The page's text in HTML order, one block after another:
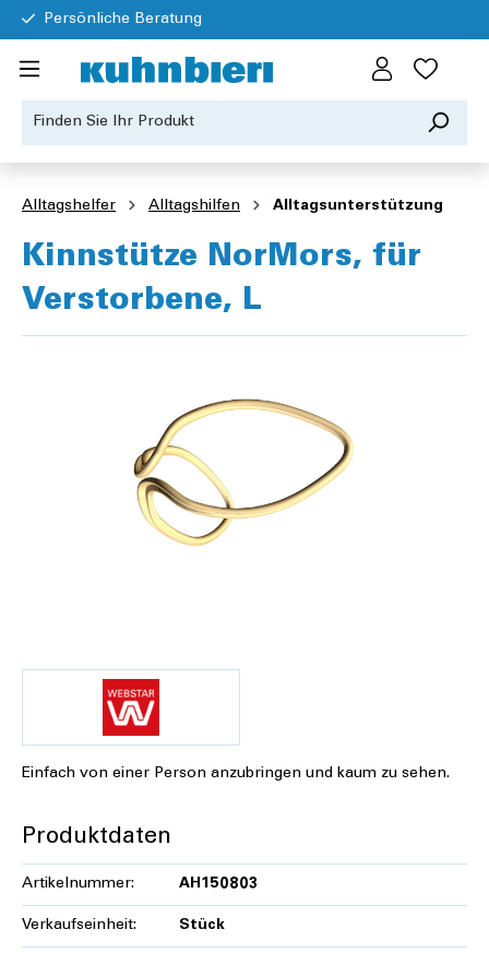
Persönliche Beratung
Alltagshelfer Alltagshilfen Alltagsunterstützung
Kinnstütze NorMors, für
Verstorbene, L
Einfach von einer Person anzubringen und kaum zu sehen.
Produktdaten
Artikelnummer: AH150803
Verkaufseinheit: Stück